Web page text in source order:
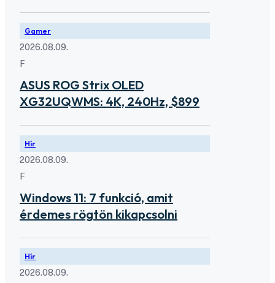
Gamer
2026.08.09.
F
ASUS ROG Strix OLED
XG32UQWMS: 4K, 240Hz, $899
Hír
2026.08.09.
F
Windows 11: 7 funkció, amit
érdemes rögtön kikapcsolni
Hír
2026.08.09.